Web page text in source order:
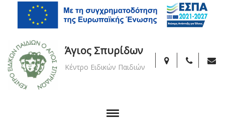
Άγιος Σπυρίδων
Κέντρο Ειδικών Παιδιών